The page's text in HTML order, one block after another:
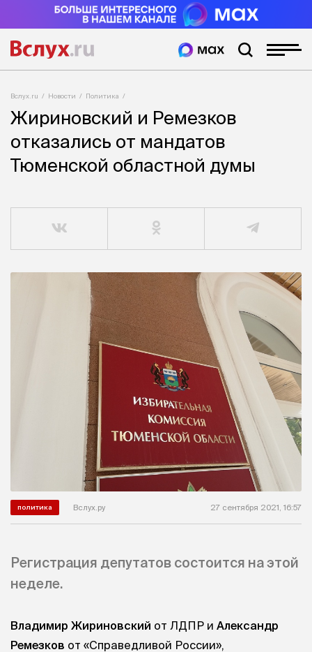
Вслух.ru Новости Политика
Жириновский и Ремезков
отказались от мандатов
Тюменской областной думы
политика Вслух.ру 27 сентября 2021, 16:57
Регистрация депутатов состоится на этой
неделе.
Владимир Жириновский от ЛДПР и Александр
Ремезков от «Справедливой России»,